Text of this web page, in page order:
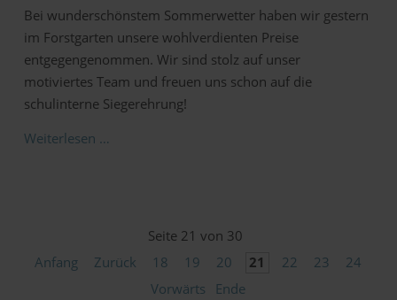
Bei wunderschönstem Sommerwetter haben wir gestern
im Forstgarten unsere wohlverdienten Preise
entgegengenommen. Wir sind stolz auf unser
motiviertes Team und freuen uns schon auf die
schulinterne Siegerehrung!
Weiterlesen …
Seite 21 von 30
Anfang
Zurück 18 19 20 21 22 23
24
Vorwärts
Ende